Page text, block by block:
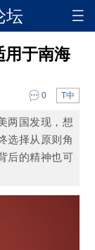
坛
用于南海
T中
0
两国发现，想
选择从原则角
后的精神也可